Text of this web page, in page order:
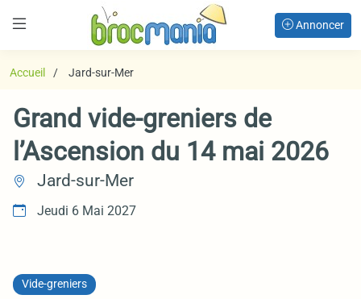
Annoncer
Accueil Jard-sur-Mer
Grand vide-greniers de
l’Ascension du 14 mai 2026
Jard-sur-Mer
Jeudi 6 Mai 2027
Vide-greniers